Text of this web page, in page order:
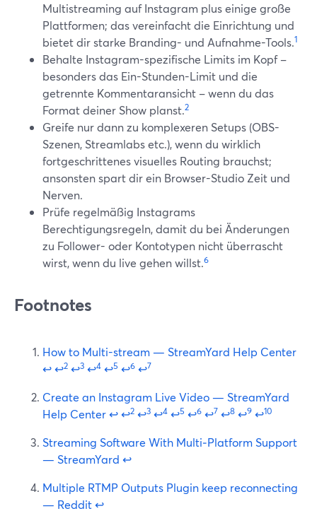
Multistreaming auf Instagram plus einige große
Plattformen; das vereinfacht die Einrichtung und
bietet dir starke Branding- und Aufnahme-Tools.1
Behalte Instagram-spezifische Limits im Kopf –
besonders das Ein-Stunden-Limit und die
getrennte Kommentaransicht – wenn du das
Format deiner Show planst.2
Greife nur dann zu komplexeren Setups (OBS-
Szenen, Streamlabs etc.), wenn du wirklich
fortgeschrittenes visuelles Routing brauchst;
ansonsten spart dir ein Browser-Studio Zeit und
Nerven.
Prüfe regelmäßig Instagrams
Berechtigungsregeln, damit du bei Änderungen
zu Follower- oder Kontotypen nicht überrascht
wirst, wenn du live gehen willst.6
Footnotes
How to Multi-stream — StreamYard Help Center
↩↩2 ↩3 ↩4 ↩5 ↩6 ↩7
Create an Instagram Live Video — StreamYard
Help Center↩↩2 ↩3 ↩4 ↩5 ↩6 ↩7 ↩8 ↩9 ↩10
Streaming Software With Multi‑Platform Support
— StreamYard ↩
Multiple RTMP Outputs Plugin keep reconnecting
— Reddit↩